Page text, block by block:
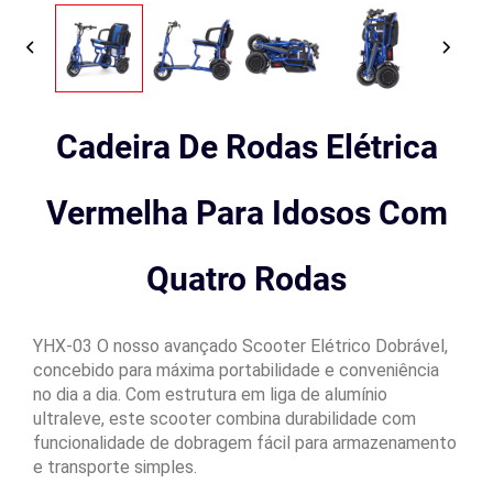
Cadeira De Rodas Elétrica
Vermelha Para Idosos Com
Quatro Rodas
YHX-03 O nosso avançado Scooter Elétrico Dobrável,
concebido para máxima portabilidade e conveniência
no dia a dia. Com estrutura em liga de alumínio
ultraleve, este scooter combina durabilidade com
funcionalidade de dobragem fácil para armazenamento
e transporte simples.